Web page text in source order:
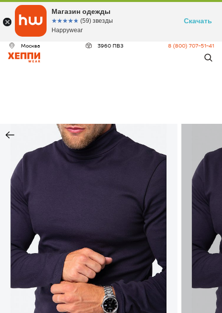
Москва 3960 ПВЗ 8 (800) 707-51-41
Магазин одежды
☆☆☆☆☆
★★★★★ (59) звезды
Happywear
Скачать